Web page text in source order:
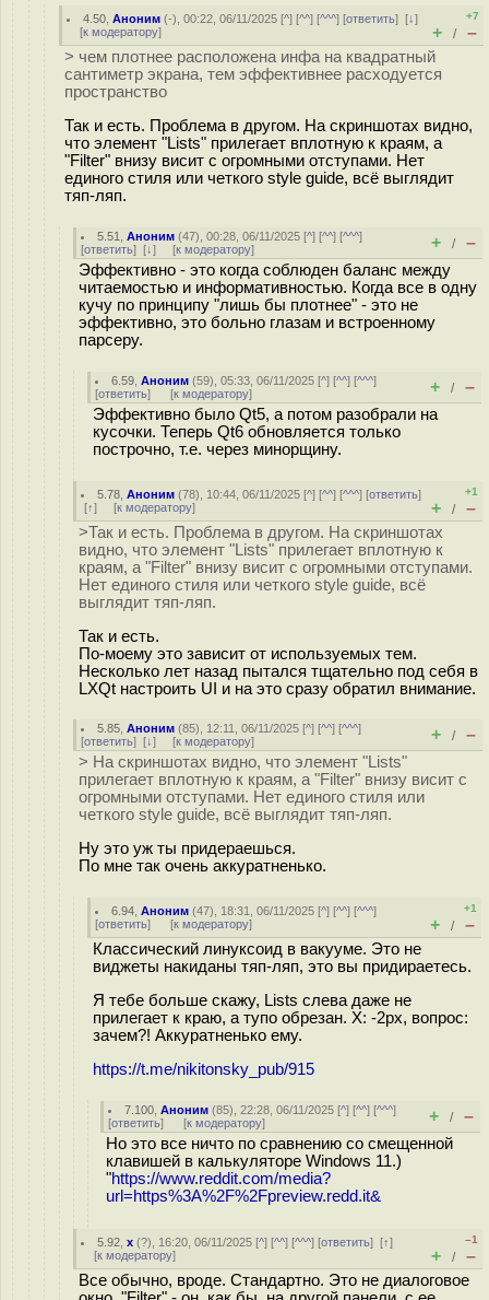
4.50 ,Аноним (-), 00:22, 06/11/2025 [^] [^^] [^^^] [ответить][↓]
[к модератору]
+7
+ / –
> чем плотнее расположена инфа на квадратный
сантиметр экрана, тем эффективнее расходуется
пространство
Так и есть. Проблема в другом. На скриншотах видно,
что элемент "Lists" прилегает вплотную к краям, а
"Filter" внизу висит с огромными отступами. Нет
единого стиля или четкого style guide, всё выглядит
тяп-ляп.
5.51 ,Аноним (47), 00:28, 06/11/2025 [^] [^^] [^^^]
[ответить] [↓] [к модератору] + / –
Эффективно - это когда соблюден баланс между
читаемостью и информативностью. Когда все в одну
кучу по принципу "лишь бы плотнее" - это не
эффективно, это больно глазам и встроенному
парсеру.
6.59 ,Аноним (59), 05:33, 06/11/2025 [^] [^^] [^^^]
[ответить] [к модератору] + / –
Эффективно было Qt5, а потом разобрали на
кусочки. Теперь Qt6 обновляется только
построчно, т.е. через минорщину.
5.78 ,Аноним (78), 10:44, 06/11/2025 [^] [^^] [^^^] [ответить]
[↑] [к модератору]
+1
+ / –
>Так и есть. Проблема в другом. На скриншотах
видно, что элемент "Lists" прилегает вплотную к
краям, а "Filter" внизу висит с огромными отступами.
Нет единого стиля или четкого style guide, всё
выглядит тяп-ляп.
Так и есть.
По-моему это зависит от используемых тем.
Несколько лет назад пытался тщательно под себя в
LXQt настроить UI и на это сразу обратил внимание.
5.85 ,Аноним (85), 12:11, 06/11/2025 [^] [^^] [^^^]
[ответить] [↓] [к модератору] + / –
> На скриншотах видно, что элемент "Lists"
прилегает вплотную к краям, а "Filter" внизу висит с
огромными отступами. Нет единого стиля или
четкого style guide, всё выглядит тяп-ляп.
Ну это уж ты придераешься.
По мне так очень аккуратненько.
6.94 ,Аноним (47), 18:31, 06/11/2025 [^] [^^] [^^^]
[ответить] [к модератору]
+1
+ / –
Классический линуксоид в вакууме. Это не
виджеты накиданы тяп-ляп, это вы придираетесь.
Я тебе больше скажу, Lists слева даже не
прилегает к краю, а тупо обрезан. X: -2px, вопрос:
зачем?! Аккуратненько ему.
https://t.me/nikitonsky_pub/915
7.100 ,Аноним (85), 22:28, 06/11/2025 [^] [^^] [^^^]
[ответить] [к модератору] + / –
Но это все ничто по сравнению со смещенной
клавишей в калькуляторе Windows 11.)
"https://www.reddit.com/media?
url=https%3A%2F%2Fpreview.redd.it&
5.92 ,х (?), 16:20, 06/11/2025 [^] [^^] [^^^] [ответить][↑]
[к модератору]
–1
+ / –
Все обычно, вроде. Стандартно. Это не диалоговое